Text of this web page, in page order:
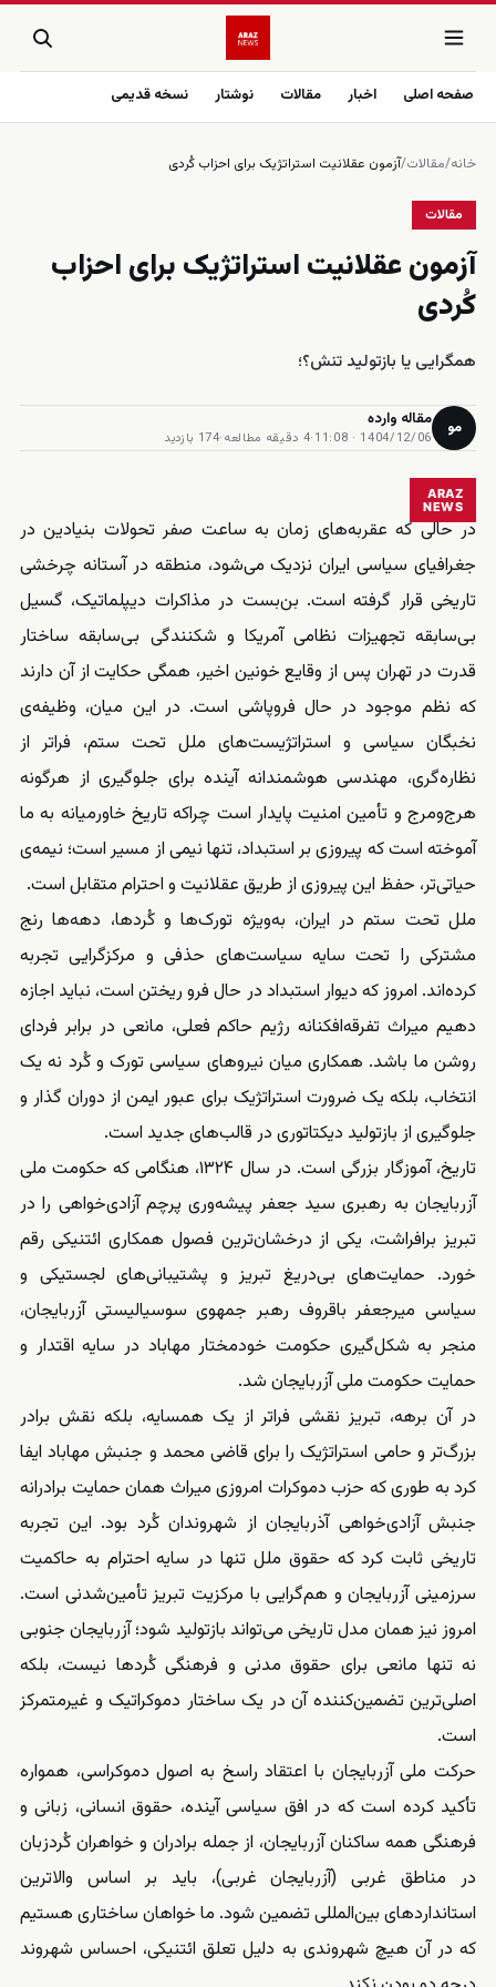
صفحه اصلی اخبار مقالات نوشتار نسخه قدیمی
خانه/مقالات/آزمون عقلانیت استراتژیک برای احزاب کُردی
مقالات
آزمون عقلانیت استراتژیک برای احزاب
کُردی
همگرایی یا بازتولید تنش؟؛
مو مقاله وارده
1404/12/06 · 11:08
·4 دقیقه مطالعه ·174 بازدید
ARAZ
NEWS
در حالی که عقربه‌های زمان به ساعت صفر تحولات بنیادین در
جغرافیای سیاسی ایران نزدیک می‌شود، منطقه در آستانه‌ چرخشی
تاریخی قرار گرفته است. بن‌بست در مذاکرات دیپلماتیک، گسیل
بی‌سابقه‌ تجهیزات نظامی آمریکا و شکنندگی بی‌سابقه‌ ساختار
قدرت در تهران پس از وقایع خونین اخیر، همگی حکایت از آن دارند
که نظم موجود در حال فروپاشی است. در این میان، وظیفه‌ی
نخبگان سیاسی و استراتژیست‌های ملل تحت ستم، فراتر از
نظاره‌گری، مهندسی هوشمندانه‌ آینده برای جلوگیری از هرگونه
هرج‌ومرج و تأمین امنیت پایدار است چراکه تاریخ خاورمیانه به ما
آموخته است که پیروزی بر استبداد، تنها نیمی از مسیر است؛ نیمه‌‌ی
حیاتی‌تر، حفظ این پیروزی از طریق عقلانیت و احترام متقابل است.
ملل تحت ستم در ایران، به‌ویژه تورک‌ها و کُردها، دهه‌ها رنج
مشترکی را تحت سایه‌ سیاست‌های حذفی و مرکزگرایی تجربه
کرده‌اند. امروز که دیوار استبداد در حال فرو ریختن است، نباید اجازه
دهیم میراث تفرقه‌افکنانه‌ رژیم حاکم فعلی، مانعی در برابر فردای
روشن ما باشد. همکاری میان نیروهای سیاسی تورک و کُرد نه یک
انتخاب، بلکه یک ضرورت استراتژیک برای عبور ایمن از دوران گذار و
جلوگیری از بازتولید دیکتاتوری در قالب‌های جدید است.
تاریخ، آموزگار بزرگی است. در سال ۱۳۲۴، هنگامی که حکومت ملی
آزربایجان به رهبری سید جعفر پیشه‌وری پرچم آزادی‌خواهی را در
تبریز برافراشت، یکی از درخشان‌ترین فصول همکاری ائتنیکی رقم
خورد. حمایت‌های بی‌دریغ تبریز و پشتیبانی‌های لجستیکی و
سیاسی میرجعفر باقروف رهبر جمهوی سوسیالیستی آزربایجان،
منجر به شکل‌گیری حکومت خودمختار مهاباد در سایه‌ اقتدار و
حمایت حکومت ملی آزربایجان شد.
در آن برهه، تبریز نقشی فراتر از یک همسایه، بلکه نقش برادر
بزرگ‌تر و حامی استراتژیک را برای قاضی محمد و جنبش مهاباد ایفا
کرد به طوری که حزب دموکرات امروزی میراث همان حمایت برادرانه
جنبش آزادی‌خواهی آذربایجان از شهروندان کُرد بود. این تجربه
تاریخی ثابت کرد که حقوق ملل تنها در سایه‌ احترام به حاکمیت
سرزمینی آزربایجان و هم‌گرایی با مرکزیت تبریز تأمین‌شدنی است.
امروز نیز همان مدل تاریخی می‌تواند بازتولید شود؛ آزربایجان جنوبی
نه تنها مانعی برای حقوق مدنی و فرهنگی کُردها نیست، بلکه
اصلی‌ترین تضمین‌کننده‌ آن در یک ساختار دموکراتیک و غیرمتمرکز
است.
حرکت ملی آزربایجان با اعتقاد راسخ به اصول دموکراسی، همواره
تأکید کرده است که در افق سیاسی آینده، حقوق انسانی، زبانی و
فرهنگی همه‌ ساکنان آزربایجان، از جمله برادران و خواهران کُردزبان
در مناطق غربی (آزربایجان غربی)، باید بر اساس والاترین
استانداردهای بین‌المللی تضمین شود. ما خواهان ساختاری هستیم
که در آن هیچ شهروندی به دلیل تعلق ائتنیکی، احساس شهروند